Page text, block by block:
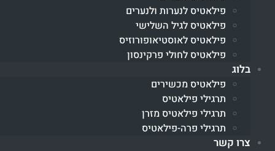
פילאטיס לנערות ולנערים
פילאטיס לגיל השלישי
פילאטיס לאוסטיאופורוזיס
פילאטיס לחולי פרקינסון
בלוג
פילאטיס מכשירים
תרגילי פילאטיס
תרגילי פילאטיס מזרן
תרגילי פרה-פילאטיס
צרו קשר